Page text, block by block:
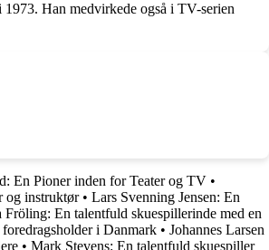
Han medvirkede også i TV-serien
En Pioner inden for Teater og TV •
og instruktør• Lars Svenning Jensen: En
Fröling: En talentfuld skuespillerinde med en
i Danmark • Johannes Larsen
• Mark Stevens: En talentfuld skuespiller